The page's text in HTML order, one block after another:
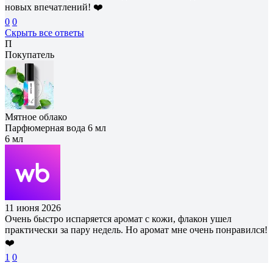
новых впечатлений! ❤️
0 0
Скрыть все ответы
П
Покупатель
Мятное облако
Парфюмерная вода 6 мл
6 мл
11 июня 2026
Очень быстро испаряется аромат с кожи, флакон ушел
практически за пару недель. Но аромат мне очень понравился!
❤️
1 0